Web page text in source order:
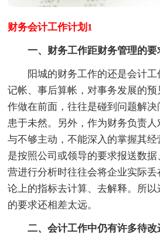
财务会计工作计划1
一、财务工作距财务管理的要
阳城的财务工作的还是会计工
记帐、事后算帐，对事务发展的
作做在前面，往往是碰到问题解
患于未然。另外，作为财务负责
与不够主动，不能深入的掌握其
是按照公司或领导的要求报送数
营进行分析时往往会将企业实际
论上的指标去计算、去解释。所
的要求还相差太远。
二、会计工作中仍有许多待改